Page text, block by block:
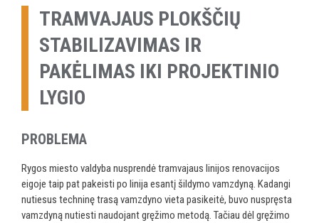
TRAMVAJAUS PLOKŠČIŲ
STABILIZAVIMAS IR
PAKĖLIMAS IKI PROJEKTINIO
LYGIO
PROBLEMA
Rygos miesto valdyba nusprendė tramvajaus linijos renovacijos
eigoje taip pat pakeisti po linija esantį šildymo vamzdyną. Kadangi
nutiesus techninę trasą vamzdyno vieta pasikeitė, buvo nuspręsta
vamzdyną nutiesti naudojant gręžimo metodą. Tačiau dėl gręžimo